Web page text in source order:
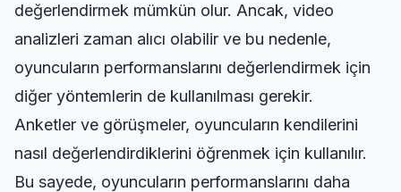
değerlendirmek mümkün olur. Ancak, video
analizleri zaman alıcı olabilir ve bu nedenle,
oyuncuların performanslarını değerlendirmek için
diğer yöntemlerin de kullanılması gerekir.
Anketler ve görüşmeler, oyuncuların kendilerini
nasıl değerlendirdiklerini öğrenmek için kullanılır.
Bu sayede, oyuncuların performanslarını daha